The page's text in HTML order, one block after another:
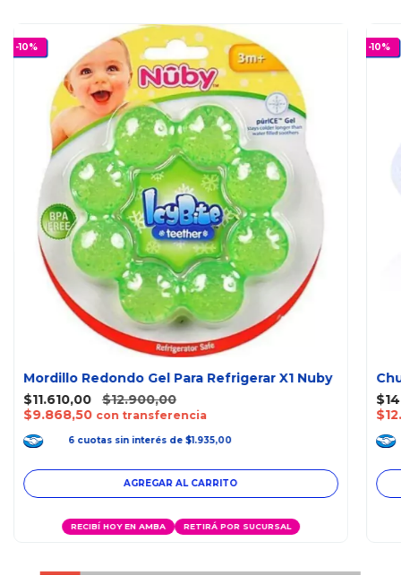
-10%
Mordillo Redondo Gel Para Refrigerar X1 Nuby
$11.610,00
$12.900,00
$9.868,50 con transferencia
6 cuotas sin interés de $1.935,00
RECIBÍ HOY EN AMBA RETIRÁ POR SUCURSAL
-10%